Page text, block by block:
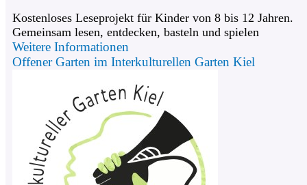
Kostenloses Leseprojekt für Kinder von 8 bis 12 Jahren.
Gemeinsam lesen, entdecken, basteln und spielen
Weitere Informationen
Offener Garten im Interkulturellen Garten Kiel